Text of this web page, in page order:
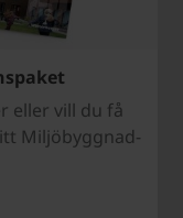
eller vill du få
Miljöbyggnad-